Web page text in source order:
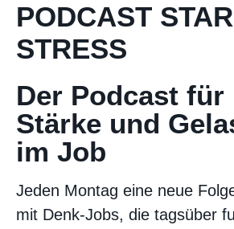
PODCAST
STRESS
Der Podcast für
Stärke und
im Job
Jeden Montag eine neue
mit Denk-Jobs, die tagsüber